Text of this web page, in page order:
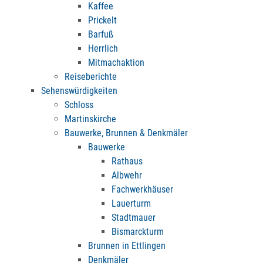
Kaffee
Prickelt
Barfuß
Herrlich
Mitmachaktion
Reiseberichte
Sehenswürdigkeiten
Schloss
Martinskirche
Bauwerke, Brunnen & Denkmäler
Bauwerke
Rathaus
Albwehr
Fachwerkhäuser
Lauerturm
Stadtmauer
Bismarckturm
Brunnen in Ettlingen
Denkmäler